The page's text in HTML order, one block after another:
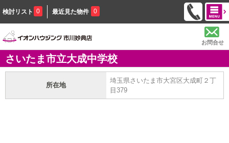
検討リスト 0 最近見た物件 0
お問合せ
さいたま市立大成中学校
所在地
埼玉県さいたま市大宮区大成町２丁
目379